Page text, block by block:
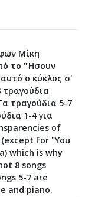
Sc-007-058-3
Sc-008-060-
Sc-008-061-Fuga
008-062-Fuga
Sc-008-063-Έρως
Sc-008-064-
008-065-Fuga
008-066-
Sc-008-067-Σχέδια
008-068-Σπουδή
008-069-
Sc-008-070-
Μίκη
το "Ήσουν
ο κύκλος σ'
τραγούδια
τραγούδια 5-7
1-4 για
of
for "You
which is why
8 songs
5-7 are
and piano.